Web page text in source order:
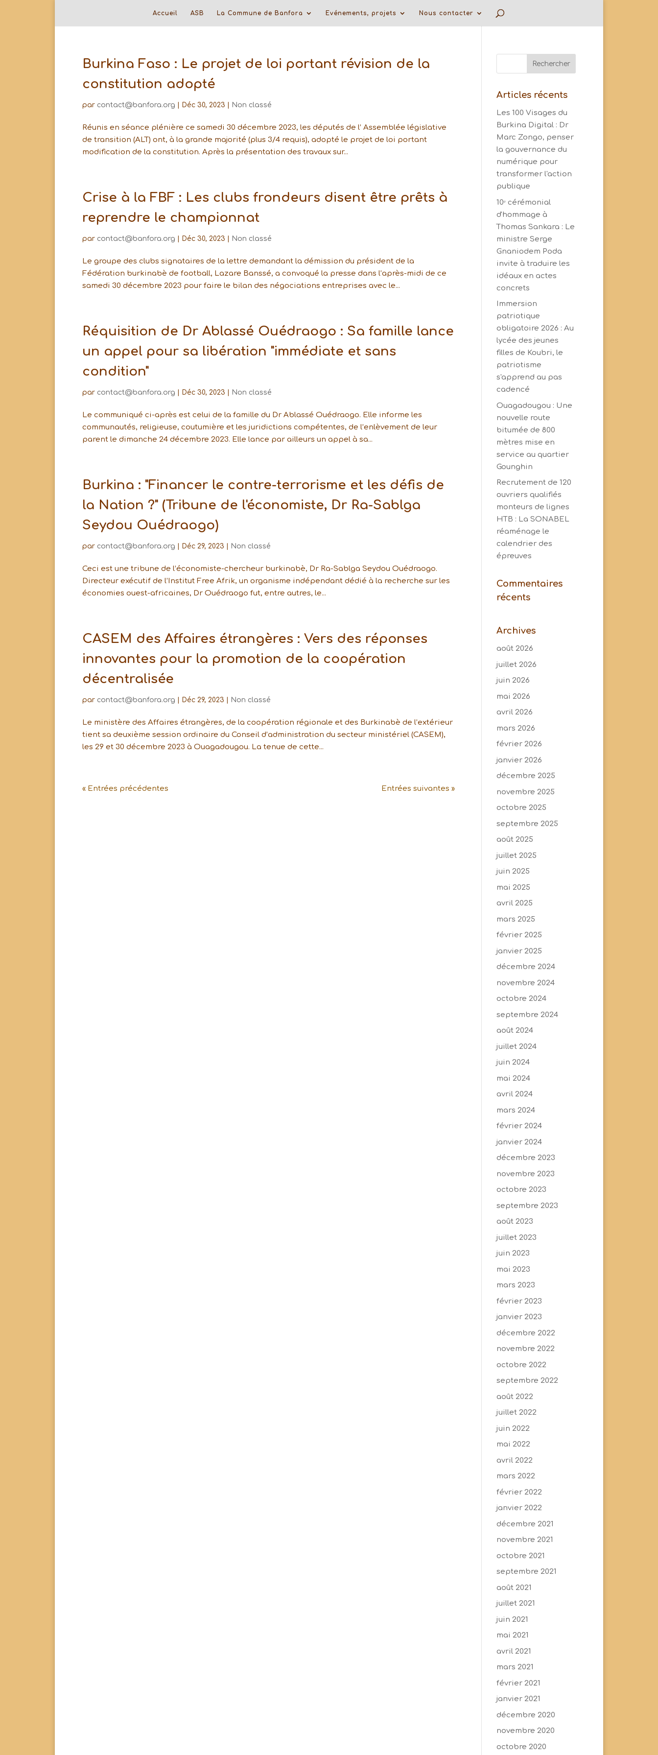
Accueil ASB La Commune de Banfora Evénements, projets Nous contacter
Burkina Faso : Le projet de loi portant révision de la
constitution adopté
par contact@banfora.org Déc 30, 2023 Non classé
Réunis en séance plénière ce samedi 30 décembre 2023, les députés de l’ Assemblée législative
de transition (ALT) ont, à la grande majorité (plus 3/4 requis), adopté le projet de loi portant
modification de la constitution. Après la présentation des travaux sur...
Crise à la FBF : Les clubs frondeurs disent être prêts à
reprendre le championnat
par contact@banfora.org Déc 30, 2023 Non classé
Le groupe des clubs signataires de la lettre demandant la démission du président de la
Fédération burkinabè de football, Lazare Banssé, a convoqué la presse dans l’après-midi de ce
samedi 30 décembre 2023 pour faire le bilan des négociations entreprises avec le...
Réquisition de Dr Ablassé Ouédraogo : Sa famille lance
un appel pour sa libération "immédiate et sans
condition"
par contact@banfora.org Déc 30, 2023 Non classé
Le communiqué ci-après est celui de la famille du Dr Ablassé Ouédraogo. Elle informe les
communautés, religieuse, coutumière et les juridictions compétentes, de l’enlèvement de leur
parent le dimanche 24 décembre 2023. Elle lance par ailleurs un appel à sa...
Burkina : "Financer le contre-terrorisme et les défis de
la Nation ?" (Tribune de l'économiste, Dr Ra-Sablga
Seydou Ouédraogo)
par contact@banfora.org Déc 29, 2023 Non classé
Ceci est une tribune de l’économiste-chercheur burkinabè, Dr Ra-Sablga Seydou Ouédraogo.
Directeur exécutif de l’Institut Free Afrik, un organisme indépendant dédié à la recherche sur les
économies ouest-africaines, Dr Ouédraogo fut, entre autres, le...
CASEM des Affaires étrangères : Vers des réponses
innovantes pour la promotion de la coopération
décentralisée
par contact@banfora.org Déc 29, 2023 Non classé
Le ministère des Affaires étrangères, de la coopération régionale et des Burkinabè de l’extérieur
tient sa deuxième session ordinaire du Conseil d’administration du secteur ministériel (CASEM),
les 29 et 30 décembre 2023 à Ouagadougou. La tenue de cette...
« Entrées précédentes Entrées suivantes »
Articles récents
Les 100 Visages du
Burkina Digital : Dr
Marc Zongo, penser
la gouvernance du
numérique pour
transformer l'action
publique
10ᵉ cérémonial
d'hommage à
Thomas Sankara : Le
ministre Serge
Gnaniodem Poda
invite à traduire les
idéaux en actes
concrets
Immersion
patriotique
obligatoire 2026 : Au
lycée des jeunes
filles de Koubri, le
patriotisme
s'apprend au pas
cadencé
Ouagadougou : Une
nouvelle route
bitumée de 800
mètres mise en
service au quartier
Gounghin
Recrutement de 120
ouvriers qualifiés
monteurs de lignes
HTB : La SONABEL
réaménage le
calendrier des
épreuves
Commentaires
récents
Archives
août 2026
juillet 2026
juin 2026
mai 2026
avril 2026
mars 2026
février 2026
janvier 2026
décembre 2025
novembre 2025
octobre 2025
septembre 2025
août 2025
juillet 2025
juin 2025
mai 2025
avril 2025
mars 2025
février 2025
janvier 2025
décembre 2024
novembre 2024
octobre 2024
septembre 2024
août 2024
juillet 2024
juin 2024
mai 2024
avril 2024
mars 2024
février 2024
janvier 2024
décembre 2023
novembre 2023
octobre 2023
septembre 2023
août 2023
juillet 2023
juin 2023
mai 2023
mars 2023
février 2023
janvier 2023
décembre 2022
novembre 2022
octobre 2022
septembre 2022
août 2022
juillet 2022
juin 2022
mai 2022
avril 2022
mars 2022
février 2022
janvier 2022
décembre 2021
novembre 2021
octobre 2021
septembre 2021
août 2021
juillet 2021
juin 2021
mai 2021
avril 2021
mars 2021
février 2021
janvier 2021
décembre 2020
novembre 2020
octobre 2020